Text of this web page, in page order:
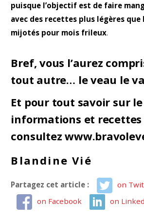
puisque l’objectif est de faire
avec des recettes plus légères
mijotés pour mois frileux.
Bref, vous l’aurez
tout autre… le veau le
Et pour tout savoir sur
informations et
consultez
Blandine Vié
Partagez cet article :
on
on Facebook
on